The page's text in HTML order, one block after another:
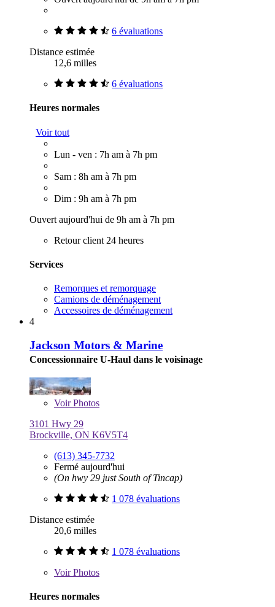
6 évaluations
Distance estimée
12,6 milles
6 évaluations
Heures normales
Voir tout
Lun - ven : 7h am à 7h pm
Sam : 8h am à 7h pm
Dim : 9h am à 7h pm
Ouvert aujourd'hui de 9h am à 7h pm
Retour client 24 heures
Services
Remorques et remorquage
Camions de déménagement
Accessoires de déménagement
4
Jackson Motors & Marine
Concessionnaire U-Haul dans le voisinage
VoirPhotos
3101 Hwy 29
Brockville, ON K6V5T4
(613) 345-7732
Fermé aujourd'hui
(On hwy 29 just South of Tincap)
1 078 évaluations
Distance estimée
20,6 milles
1 078 évaluations
VoirPhotos
Heures normales